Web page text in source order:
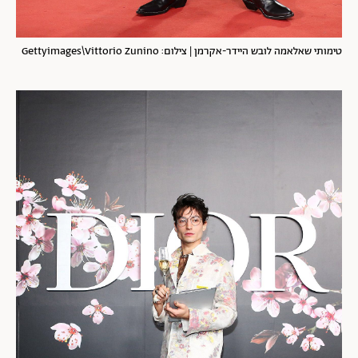
טימותי שאלאמה לובש היידר-אקרמן | צילום: Gettyimages\Vittorio Zunino